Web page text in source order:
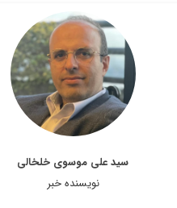
سید علی موسوی خلخالی
نویسنده خبر
نگار، نویسنده، مترجم و سردبیر
اطلاعات بیشتر